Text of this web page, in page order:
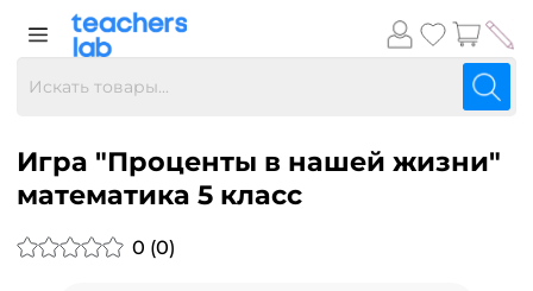
Игра "Проценты в нашей жизни"
математика 5 класс
0 (0)